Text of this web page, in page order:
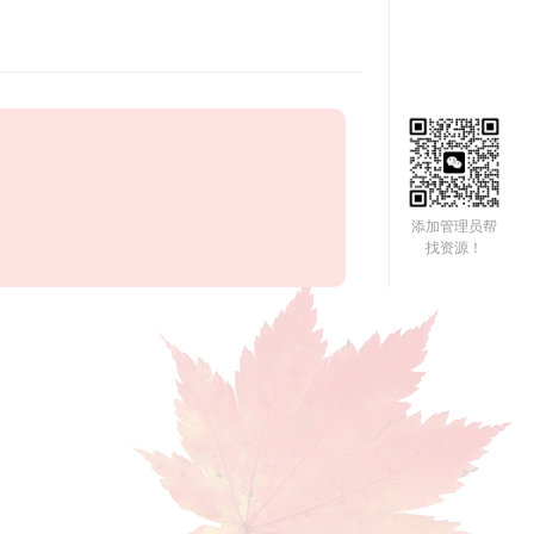
添加管理员帮
找资源！